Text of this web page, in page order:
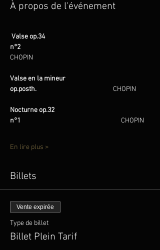
À propos de l'événement
Valse op.34
n°2
CHOPIN
Valse en la mineur
op.posth. CHOPIN
Nocturne op.32
n°1 CHOPIN
En lire plus >
Billets
Vente expirée
Type de billet
Billet Plein Tarif